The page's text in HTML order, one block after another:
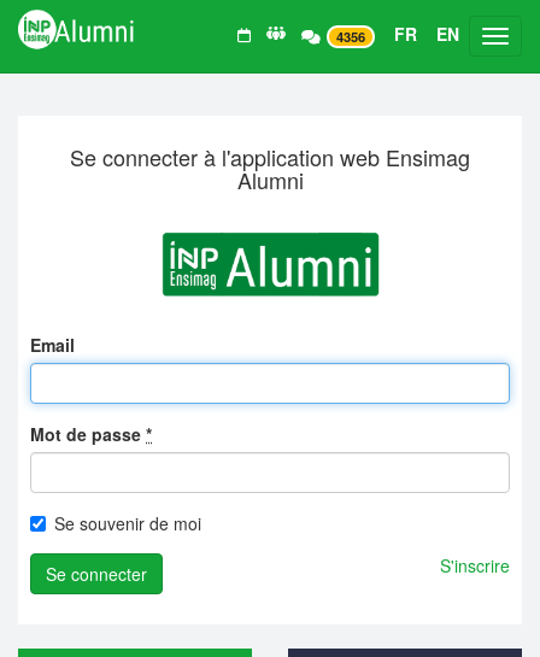
4356 FR EN
Se connecter à l'application web Ensimag
Alumni
Email
Mot de passe *
Se souvenir de moi
S'inscrire